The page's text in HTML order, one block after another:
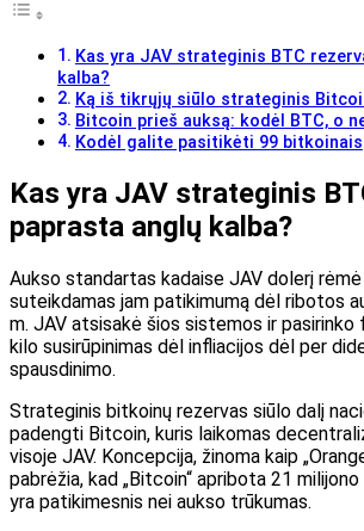
Kas yra JAV strateginis BTC
kalba?
Ką iš tikrųjų siūlo strateginis
Bitcoin prieš auksą: kodėl BTC, o
Kodėl galite pasitikėti 99 bitkoinais
Kas yra JAV strateginis
paprasta anglų kalba?
Aukso standartas kadaise JAV dolerį rėmė
suteikdamas jam patikimumą dėl ribotos
m. JAV atsisakė šios sistemos ir
kilo susirūpinimas dėl infliacijos dėl per
spausdinimo.
Strateginis bitkoinų rezervas siūlo dalį
padengti Bitcoin, kuris laikomas
visoje JAV. Koncepcija, žinoma kaip
pabrėžia, kad „Bitcoin“ apribota 21
yra patikimesnis nei aukso trūkumas.